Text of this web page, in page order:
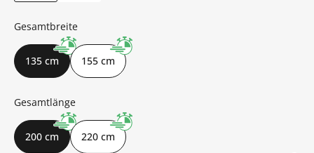
Gesamtbreite
135 cm 155 cm
Gesamtlänge
200 cm 220 cm